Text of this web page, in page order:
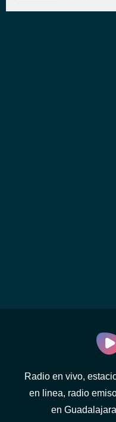
Radio en vivo,
en linea, radio
en